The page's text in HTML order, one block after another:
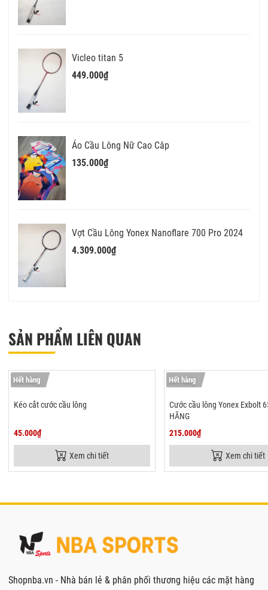
Vicleo titan 5
449.000₫
Áo Cầu Lông Nữ Cao Câp
135.000₫
Vợt Cầu Lông Yonex Nanoflare 700 Pro 2024
4.309.000₫
SẢN PHẨM LIÊN QUAN
Hết hàng
Kéo cắt cước cầu lông
45.000₫
Xem chi tiết
Hết hàng
Cước cầu lông Yonex Exbolt
HÃNG
215.000₫
Xem chi tiết
Shopnba.vn - Nhà bán lẻ & phân phối thương hiệu các mặt hàng